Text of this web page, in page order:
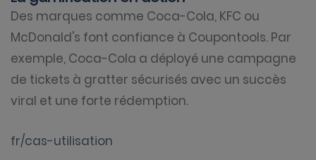
Des marques comme Coca-Cola, KFC ou
McDonald's font confiance à Coupontools. Par
exemple, Coca-Cola a déployé une campagne
de tickets à gratter sécurisés avec un succès
viral et une forte rédemption.
fr/cas-utilisation